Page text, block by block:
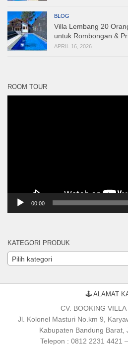
BLOG
Villa Lembang 20
untuk Rombongan &
APRIL 16, 2026
ROOM TOUR
00:00
KATEGORI PRODUK
Pilih kategori
🕹 ALAMAT
CV. BOOKING VILLA
Jl. Kolonel Masturi No.km 9,
Kabupaten Bandung Barat,
Telepon : 0812 2231 4421